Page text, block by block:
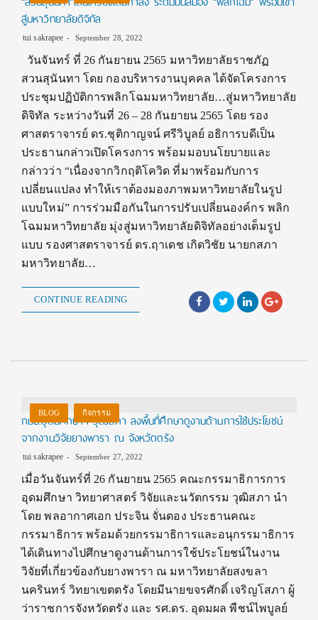
สู่มหาวิทยาลัยดิจิทัล
tui sakrapee September 28, 2022
วันจันทร์ ที่ 26 กันยายน 2565 มหาวิทยาลัยราชภัฏ
สวนสุนันทา โดย กองบริหารงานบุคคล ได้จัดโครงการ
ประชุมปฏิบัติการพลิกโฉมมหาวิทยาลัย…สู่มหาวิทยาลัย
ดิจิทัล ระหว่างวันที่ 26 – 28 กันยายน 2565 โดย รอง
ศาสตราจารย์ ดร.ชุติกาญจน์ ศรีวิบูลย์ อธิการบดีเป็น
ประธานกล่าวเปิดโครงการ พร้อมมอบนโยบายและ
กล่าวว่า “เนื่องจากวิกฤติโควิด ที่มาพร้อมกับการ
เปลี่ยนแปลง ทำให้เราต้องมองภาพมหาวิทยาลัยในรูป
แบบใหม่” การร่วมมือกันในการปรับเปลี่ยนองค์กร พลิก
โฉมมหาวิทยาลัย มุ่งสู่มหาวิทยาลัยดิจิทัลอย่างเต็มรูป
แบบ รองศาสตราจารย์ ดร.ฤาเดช เกิดวิชัย นายกสภา
มหาวิทยาลัย…
CONTINUE READING
BLOG กิจกรรม
กมธ.อุดมศึกษาฯ วุฒิสภา ลงพื้นที่ศึกษาดูงานด้านการใช้ประโยชน์
จากงานวิจัยยางพารา ณ จังหวัดตรัง
tui sakrapee September 27, 2022
เมื่อวันจันทร์ที่ 26 กันยายน 2565 คณะกรรมาธิการการ
อุดมศึกษา วิทยาศาสตร์ วิจัยและนวัตกรรม วุฒิสภา นำ
โดย พลอากาศเอก ประจิน จั่นตอง ประธานคณะ
กรรมาธิการ พร้อมด้วยกรรมาธิการและอนุกรรมาธิการ
ได้เดินทางไปศึกษาดูงานด้านการใช้ประโยชน์ในงาน
วิจัยที่เกี่ยวข้องกับยางพารา ณ มหาวิทยาลัยสงขลา
นครินทร์ วิทยาเขตตรัง โดยมีนายขจรศักดิ์ เจริญโสภา ผู้
ว่าราชการจังหวัดตรัง และ รศ.ดร. อุดมผล พืชน์ไพบูลย์